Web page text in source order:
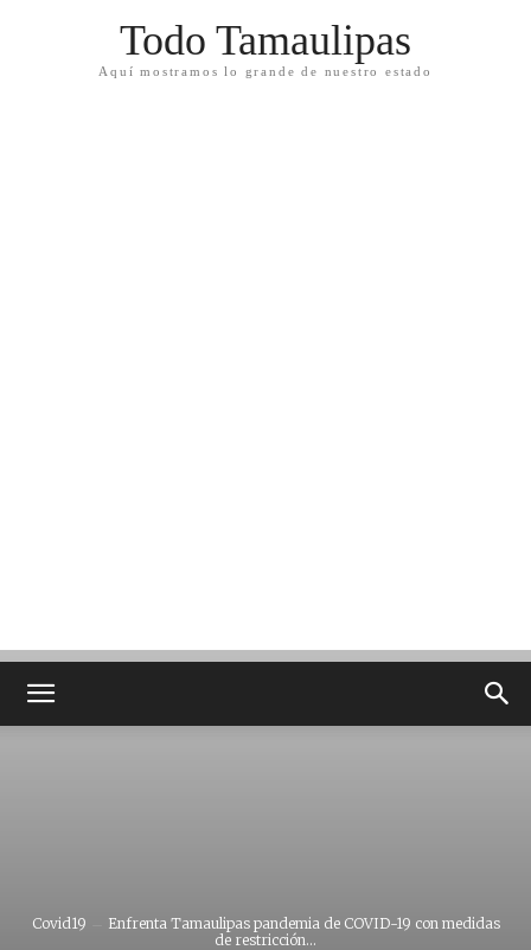
Todo Tamaulipas
Aquí mostramos lo grande de nuestro estado
Covid19
Enfrenta Tamaulipas pandemia de COVID-19 con medidas
de restricción...